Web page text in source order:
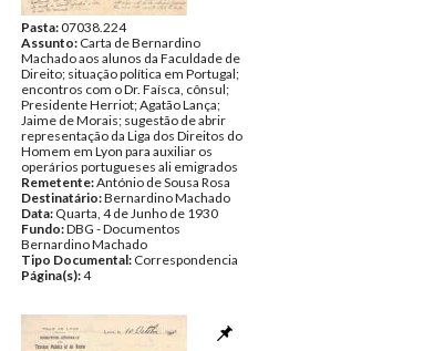
Pasta:07038.224
Assunto: Carta de Bernardino
Machado aos alunos da Faculdade de
Direito; situação política em Portugal;
encontros com o Dr. Faísca, cônsul;
Presidente Herriot; Agatão Lança;
Jaime de Morais; sugestão de abrir
representação da Liga dos Direitos do
Homem em Lyon para auxiliar os
operários portugueses ali emigrados
Remetente:António de Sousa Rosa
Destinatário:Bernardino Machado
Data: Quarta, 4 de Junho de 1930
Fundo:DBG - Documentos
Bernardino Machado
Tipo Documental: Correspondencia
Página(s):4